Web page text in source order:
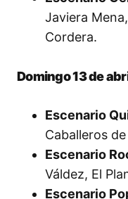
Javiera
Cordera.
Domingo 13 de
Escenario
Caballeros
Escenario
Váldez, El
Escenario